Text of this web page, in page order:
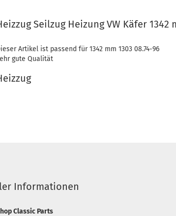
Seilzug Heizung VW Käfer 1342
Artikel ist passend für 1342 mm 1303 08.74-96
gute Qualität
Informationen
Classic Parts